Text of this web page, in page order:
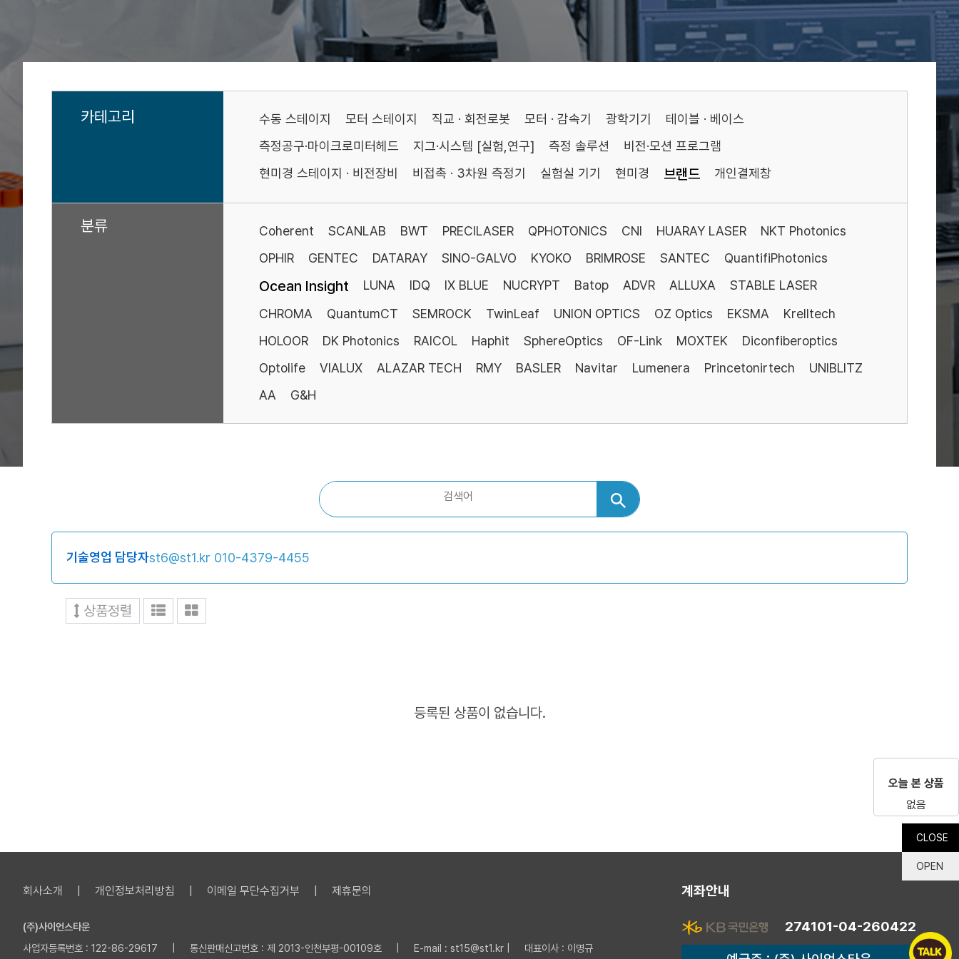
카테고리 수동 스테이지 모터 스테이지 직교 · 회전로봇 모터 · 감속기 광학기기
테이블 · 베이스
측정공구·마이크로미터헤드
지그·시스템 [실험,연구] 측정 솔루션
비전·모션 프로그램
현미경 스테이지 · 비전장비
비접촉 · 3차원 측정기 실험실 기기 현미경 브랜드 개인결제창
분류 Coherent SCANLAB BWT PRECILASER QPHOTONICS CNI HUARAY LASER
NKT Photonics
OPHIR
GENTEC DATARAY SINO-GALVO KYOKO BRIMROSE SANTEC QuantifiPhotonics
Ocean Insight LUNA IDQ IX BLUE NUCRYPT Batop ADVR ALLUXA
STABLE LASER
CHROMA
QuantumCT SEMROCK TwinLeaf UNION OPTICS OZ Optics EKSMA
Krelltech
HOLOOR
DK Photonics RAICOL Haphit SphereOptics OF-Link MOXTEK
Diconfiberoptics
Optolife
VIALUX ALAZAR TECH RMY BASLER Navitar Lumenera Princetonirtech
UNIBLITZ
AA
G&H
기술영업 담당자st6@st1.kr 010-4379-4455
상품정렬
등록된 상품이 없습니다.
회사소개 개인정보처리방침 이메일 무단수집거부 제휴문의
(주)사이언스타운
사업자등록번호 : 122-86-29617 | 통신판매신고번호 : 제 2013-인천부평-00109호 | E-mail : st15@st1.kr | 대표이사 : 이명규
계좌안내
274101-04-260422
CLOSE
OPEN
오늘 본 상품
없음